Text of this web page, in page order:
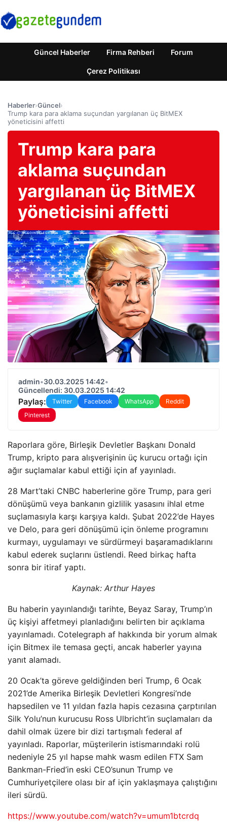
Güncel Haberler Firma Rehberi Forum
Çerez Politikası
Haberler›Güncel›
Trump kara para aklama suçundan yargılanan üç BitMEX
yöneticisini affetti
Trump kara para
aklama suçundan
yargılanan üç BitMEX
yöneticisini affetti
admin•30.03.2025 14:42•
Güncellendi: 30.03.2025 14:42
Paylaş: Twitter Facebook WhatsApp
Reddit
Pinterest
Raporlara göre, Birleşik Devletler Başkanı Donald
Trump, kripto para alışverişinin üç kurucu ortağı için
ağır suçlamalar kabul ettiği için af yayınladı.
28 Mart’taki CNBC haberlerine göre Trump, para geri
dönüşümü veya bankanın gizlilik yasasını ihlal etme
suçlamasıyla karşı karşıya kaldı. Şubat 2022’de Hayes
ve Delo, para geri dönüşümü için önleme programını
kurmayı, uygulamayı ve sürdürmeyi başaramadıklarını
kabul ederek suçlarını üstlendi. Reed birkaç hafta
sonra bir itiraf yaptı.
Kaynak: Arthur Hayes
Bu haberin yayınlandığı tarihte, Beyaz Saray, Trump’ın
üç kişiyi affetmeyi planladığını belirten bir açıklama
yayınlamadı. Cotelegraph af hakkında bir yorum almak
için Bitmex ile temasa geçti, ancak haberler yayına
yanıt alamadı.
20 Ocak’ta göreve geldiğinden beri Trump, 6 Ocak
2021’de Amerika Birleşik Devletleri Kongresi’nde
hapsedilen ve 11 yıldan fazla hapis cezasına çarptırılan
Silk Yolu’nun kurucusu Ross Ulbricht’in suçlamaları da
dahil olmak üzere bir dizi tartışmalı federal af
yayınladı. Raporlar, müşterilerin istismarındaki rolü
nedeniyle 25 yıl hapse mahk wasm edilen FTX Sam
Bankman-Fried’in eski CEO’sunun Trump ve
Cumhuriyetçilere olası bir af için yaklaşmaya çalıştığını
ileri sürdü.
https://www.youtube.com/watch?v=umum1btcrdq